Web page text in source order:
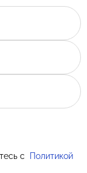
с
Политикой